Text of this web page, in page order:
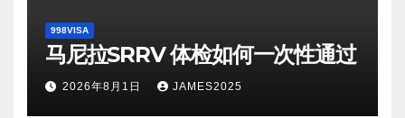
998VISA
马尼拉SRRV 体检如何一次性通过
2026年8月1日 JAMES2025